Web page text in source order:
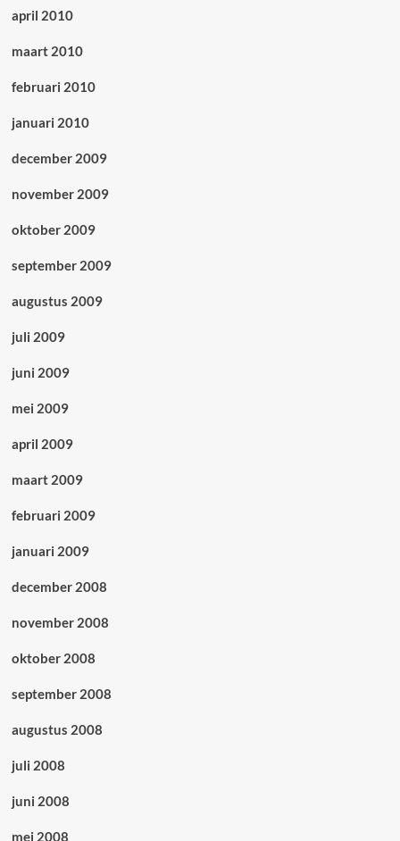
april 2010
maart 2010
februari 2010
januari 2010
december 2009
november 2009
oktober 2009
september 2009
augustus 2009
juli 2009
juni 2009
mei 2009
april 2009
maart 2009
februari 2009
januari 2009
december 2008
november 2008
oktober 2008
september 2008
augustus 2008
juli 2008
juni 2008
mei 2008